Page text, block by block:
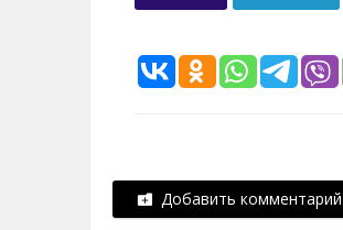
Добавить комментарий